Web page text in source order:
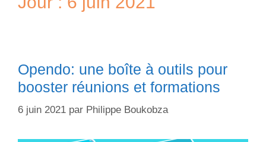
Opendo: une boîte à outils pour
booster réunions et formations
6 juin 2021 par Philippe Boukobza